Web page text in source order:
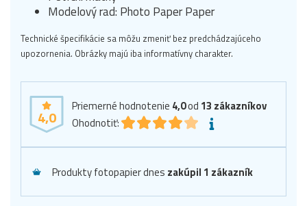
Modelový rad: Photo Paper Paper
Technické špecifikácie sa môžu zmeniť bez predchádzajúceho
upozornenia. Obrázky majú iba informatívny charakter.
4,0
Priemerné hodnotenie 4,0od 13 zákazníkov
Ohodnotiť:
Produkty fotopapier dnes zakúpil 1 zákazník